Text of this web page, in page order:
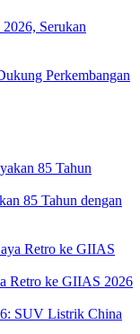
Serukan
Perkembangan
85 Tahun dengan
Retro ke GIIAS 2026